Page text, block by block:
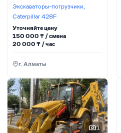
Экскаваторы-погрузчики,
Caterpillar 428F
Уточняйте цену
150 000 ₸ / сменa
20 000 ₸ / час
г. Алматы
1